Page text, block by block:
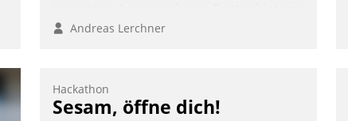
in SAP zu integrieren.
Andreas Lerchner
Hackathon
Sesam, öffne dich!